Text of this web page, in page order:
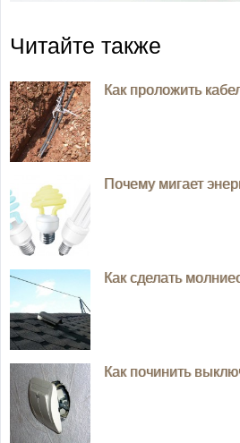
Читайте также
Как проложить
Почему мигает
Как сделать
Как починить